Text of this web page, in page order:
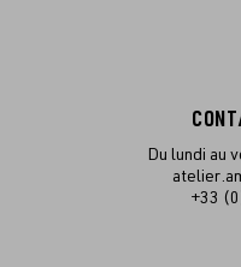
Du lundi au
+33